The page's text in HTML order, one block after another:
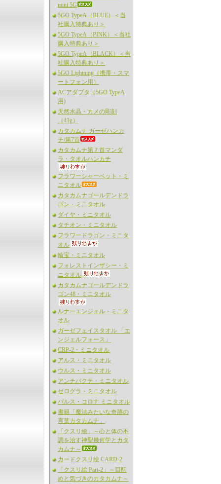
mini 5G
5GO TypeA（BLUE）＜当
社購入特典あり＞
5GO TypeA（PINK）＜当社
購入特典あり＞
5GO TypeA（BLACK）＜当
社購入特典あり＞
5GO Lightning（携帯・スマ
ートフォン用）
ACアダプタ（5GO TypeA
用)
天然水晶・カメの彫刻
（41g）
カタカムナ ガーゼハンカ
チ/第7首
カタカムナ第７首マンダ
ラ・タオルハンカチ
フラワーシャーベット・ミ
ニタオル
カタカムナゴールデンドラ
ゴン・ミニタオル
ダイヤ・ミニタオル
タチオン・ミニタオル
フラワードラゴン・ミニタ
オル
輪宝・ミニタオル
フォレストインザシー・ミ
ニタオル
カタカムナゴールデンドラ
ゴン48・ミニタオル
ルナーエンジェル・ミニタ
オル
ガーゼフェイスタオル 「エ
ンジェルフォース」
CRP-2・ミニタオル
アルス・ミニタオル
ウルス・ミニタオル
アンチバクテ・ミニタオル
ゼログラ・ミニタオル
バルス・コロナ ミニタオル
書籍「魔法みたいな奇跡の
言葉カタカムナ」
「クスリ絵」～心と体の不
調を治す神聖幾何学とカタ
カムナ～
カードクスリ絵 CARD-2
「クスリ絵 Part-2」～目醒
めと気づきのカタカムナ～